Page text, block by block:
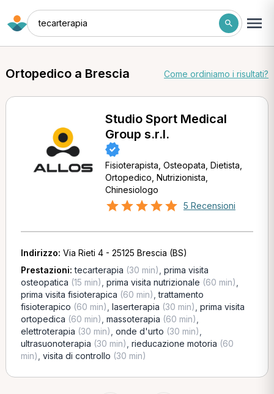
tecarterapia
Ortopedico a Brescia Come ordiniamo i risultati?
Studio Sport Medical
Group s.r.l.
Fisioterapista, Osteopata, Dietista,
Ortopedico, Nutrizionista,
Chinesiologo
5 Recensioni
Indirizzo: Via Rieti 4 - 25125 Brescia (BS)
Prestazioni:tecarterapia (30 min) prima visita
osteopatica (15 min) prima visita nutrizionale (60 min)
prima visita fisioterapica (60 min) ,trattamento
fisioterapico (60 min) laserterapia (30 min) prima visita
ortopedica (60 min) massoterapia (60 min)
elettroterapia (30 min) onde d'urto (30 min)
ultrasuonoterapia (30 min) rieducazione motoria (60
min) visita di controllo (30 min)